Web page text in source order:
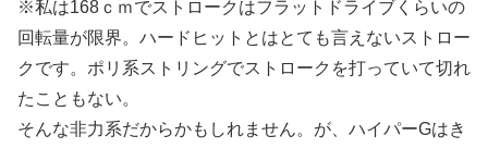
※私は168ｃｍでストロークはフラットドライブくらいの
回転量が限界。ハードヒットとはとても言えないストロー
クです。ポリ系ストリングでストロークを打っていて切れ
たこともない。
そんな非力系だからかもしれません。が、ハイパーGはき